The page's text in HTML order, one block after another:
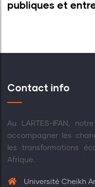
Contact info
Au LARTES-IFAN,
accompagner les
les transformations
Afrique.
Université Cheikh